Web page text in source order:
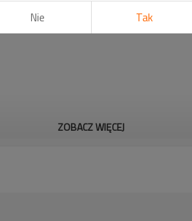
ZOBACZ WIĘCEJ
Nie Tak